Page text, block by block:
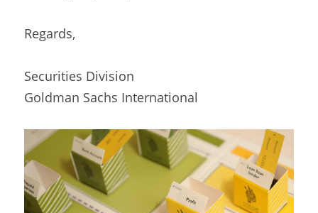
Regards,
Securities Division
Goldman Sachs International